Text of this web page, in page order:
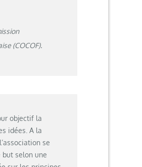
(COCOF).
objectif la
idées. A la
se
but selon une